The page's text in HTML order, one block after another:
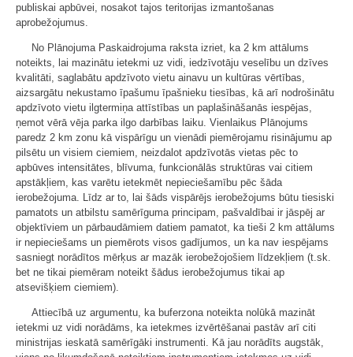
publiskai apbūvei, nosakot tajos teritorijas izmantošanas
aprobežojumus.
No Plānojuma Paskaidrojuma raksta izriet, ka 2 km attālums
noteikts, lai mazinātu ietekmi uz vidi, iedzīvotāju veselību un dzīves
kvalitāti, saglabātu apdzīvoto vietu ainavu un kultūras vērtības,
aizsargātu nekustamo īpašumu īpašnieku tiesības, kā arī nodrošinātu
apdzīvoto vietu ilgtermiņa attīstības un paplašināšanās iespējas,
ņemot vērā vēja parka ilgo darbības laiku. Vienlaikus Plānojums
paredz 2 km zonu kā vispārīgu un vienādi piemērojamu risinājumu ap
pilsētu un visiem ciemiem, neizdalot apdzīvotās vietas pēc to
apbūves intensitātes, blīvuma, funkcionālās struktūras vai citiem
apstākļiem, kas varētu ietekmēt nepieciešamību pēc šāda
ierobežojuma. Līdz ar to, lai šāds vispārējs ierobežojums būtu tiesiski
pamatots un atbilstu samērīguma principam, pašvaldībai ir jāspēj ar
objektīviem un pārbaudāmiem datiem pamatot, ka tieši 2 km attālums
ir nepieciešams un piemērots visos gadījumos, un ka nav iespējams
sasniegt norādītos mērķus ar mazāk ierobežojošiem līdzekļiem (t.sk.
bet ne tikai piemēram noteikt šādus ierobežojumus tikai ap
atsevišķiem ciemiem).
Attiecībā uz argumentu, ka buferzona noteikta nolūkā mazināt
ietekmi uz vidi norādāms, ka ietekmes izvērtēšanai pastāv arī citi
ministrijas ieskatā samērīgāki instrumenti. Kā jau norādīts augstāk,